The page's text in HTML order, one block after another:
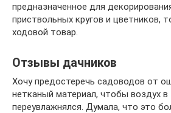
предназначенное для
приствольных кругов и цветников,
ходовой товар.
Отзывы дачников
Хочу предостеречь садоводов от
нетканый материал, чтобы воздух в
переувлажнялся. Думала, что это